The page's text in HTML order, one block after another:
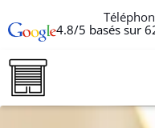
4.8/5 basés sur